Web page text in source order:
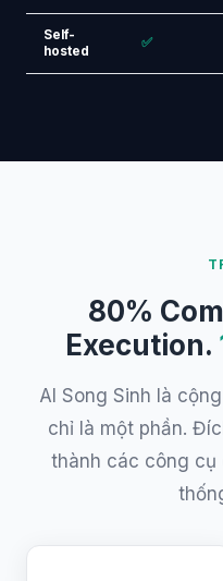
Self-
hosted
✅
80%
Execution.
AI Song Sinh là
chỉ là một phần.
thành các công cụ